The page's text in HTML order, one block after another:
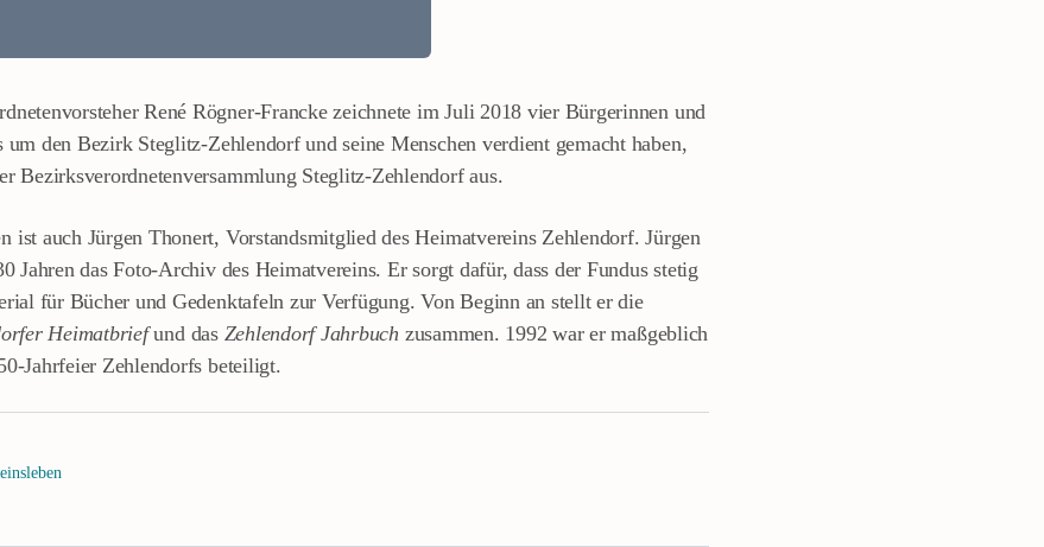
René Rögner-Francke zeichnete im Juli 2018 vier Bürgerinnen und
um den Bezirk Steglitz-Zehlendorf und seine Menschen verdient gemacht haben,
Bezirksverordnetenversammlung Steglitz-Zehlendorf aus.
ist auch Jürgen Thonert, Vorstandsmitglied des Heimatvereins Zehlendorf. Jürgen
Jahren das Foto-Archiv des Heimatvereins. Er sorgt dafür, dass der Fundus stetig
für Bücher und Gedenktafeln zur Verfügung. Von Beginn an stellt er die
Heimatbriefund das Zehlendorf Jahrbuch zusammen. 1992 war er maßgeblich
Jahrfeier Zehlendorfs beteiligt.